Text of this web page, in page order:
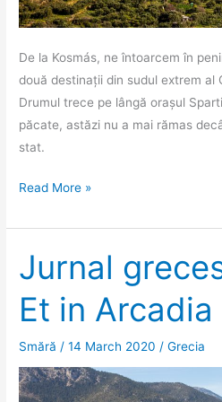
De la Kosmás, ne întoarcem în
două destinații din sudul extrem al
Drumul trece pe lângă orașul
păcate, astăzi nu a mai rămas
stat.
Jurnal
Ziua
12,
Váthia.
Read More »
Jurnal
Et in Arcadia
Smără /14 March 2020 /Grecia